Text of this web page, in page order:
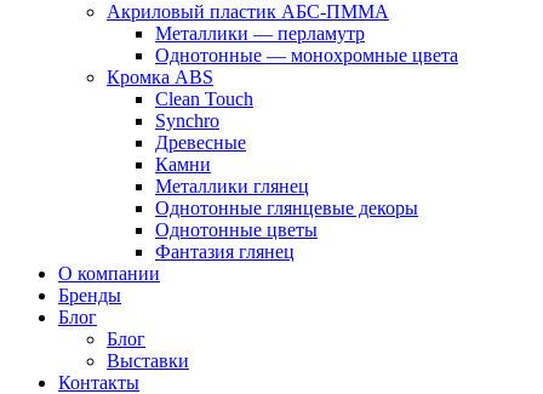
Акриловый пластик АБС-ПММА
Металлики — перламутр
Однотонные — монохромные цвета
Кромка ABS
Clean Touch
Synchro
Древесные
Камни
Металлики глянец
Однотонные глянцевые декоры
Однотонные цветы
Фантазия глянец
О компании
Бренды
Блог
Блог
Выставки
Контакты